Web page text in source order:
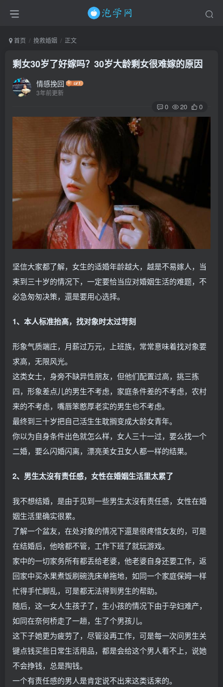
首页 挽救婚姻 正文
剩女30岁了好嫁吗？30岁大龄剩女很难嫁的原因
情感挽回
3年前更新
0 20 0
坚信大家都了解，女生的适婚年龄越大，越是不易嫁人，当
来到三十岁的情况下，一定要恰当应对婚姻生活的难题，不
必急匆匆决策，還是要用心选择。
1、本人标准抬高，找对象时太过苛刻
形象气质端庄，月薪过万元，上班族，常常意味着找对象要
求高，无限风光。
这类女士，身旁不缺异性朋友，但他们配置过高，挑三拣
四，形象差点儿的男生不考虑，家庭条件差的不考虑，农村
来的不考虑，嘴唇笨憨厚老实的男生也不考虑。
最终到三十岁把自己活生生耽搁变成大龄女青年。
你以为自身条件出色就怎么样，女人三十一过，要么找一个
二婚，要么闪婚闪离，漂亮美女丑女人都一样的结果。
2、男生太沒有责任感，女性在婚姻生活里太累了
我不想结婚，是由于见到一些男生太沒有责任感，女性在婚
姻生活里确实很累。
了解一个盆友，在处对象的情况下還是很疼惜女友的，可是
在结婚后，他啥都不管，工作下班了就玩游戏。
家中的一切家务所有都丢给老婆，他老婆自身还要工作，返
回家中买水果煮饭刷碗洗床单拖地，如同一个家庭保姆一样
忙得手忙脚乱，可是都无法得到男生的帮助。
随后，这一女人生孩子了，生小孩的情况下由于孕妇难产，
如同在奈何桥走了一趟，生了个男孩儿。
这下子她更为疲劳了，尽管没再工作，可是每一次问男生关
键点钱买些日常生活用品，都是会给这个男人看不上，说她
不会挣钱，总是掏钱。
一个有责任感的男人是肯定说不出来这类话来的。